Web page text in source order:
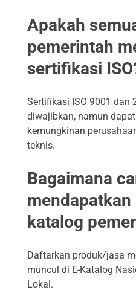
Apakah
pemerintah
sertifikasi
Sertifikasi ISO 9001 dan
diwajibkan, namun
kemungkinan
teknis.
Bagaimana
mendapatkan
katalog
Daftarkan produk/jasa
muncul di E-Katalog
Lokal.